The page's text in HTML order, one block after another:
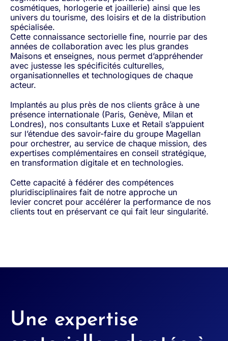
cosmétiques, horlogerie et joaillerie) ainsi que les
univers du tourisme, des loisirs et de la distribution
spécialisée.
Cette connaissance sectorielle fine, nourrie par des
années de collaboration avec les plus grandes
Maisons et enseignes, nous permet d’appréhender
avec justesse les spécificités culturelles,
organisationnelles et technologiques de chaque
acteur.
Implantés au plus près de nos clients grâce à une
présence internationale (Paris, Genève, Milan et
Londres), nos consultants Luxe et Retail s’appuient
sur l’étendue des savoir-faire du groupe Magellan
pour orchestrer, au service de chaque mission, des
expertises complémentaires en conseil stratégique,
en transformation digitale et en technologies.
Cette capacité à fédérer des compétences
pluridisciplinaires fait de notre approche un
levier concret pour accélérer la performance de nos
clients tout en préservant ce qui fait leur singularité.
Une expertise